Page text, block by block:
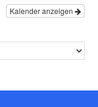
Kalender anzeigen